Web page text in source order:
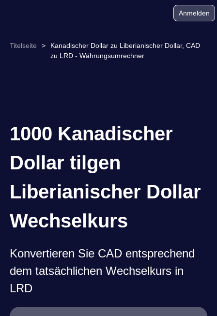
Anmelden
Titelseite >
Kanadischer Dollar zu Liberianischer Dollar, CAD
zu LRD - Währungsumrechner
1000 Kanadischer
Dollar tilgen
Liberianischer Dollar
Wechselkurs
Konvertieren Sie CAD entsprechend
dem tatsächlichen Wechselkurs in
LRD